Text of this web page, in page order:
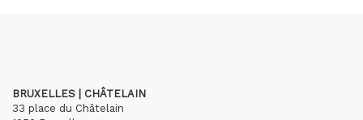
BRUXELLES | CHÂTELAIN
33 place du Châtelain